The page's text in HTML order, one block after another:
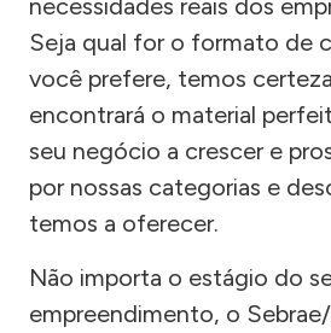
necessidades reais dos
Seja qual for o formato de
você prefere, temos
encontrará o material
seu negócio a crescer e
por nossas categorias e
temos a oferecer.
Não importa o estágio do
empreendimento, o